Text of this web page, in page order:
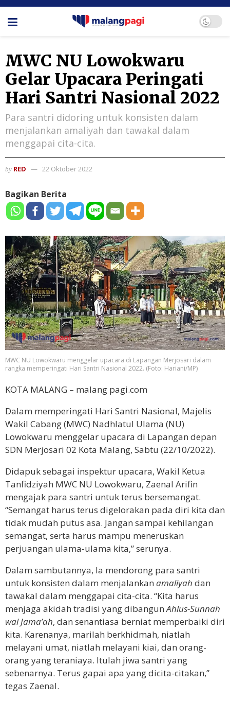
MWC NU Lowokwaru
Gelar Upacara Peringati
Hari Santri Nasional 2022
Para santri didoring untuk konsisten dalam
menjalankan amaliyah dan tawakal dalam
menggapai cita-cita.
by RED 22 Oktober 2022
Bagikan Berita
MWC NU Lowokwaru menggelar upacara di Lapangan Merjosari dalam
rangka memperingati Hari Santri Nasional 2022. (Foto: Hariani/MP)
KOTA MALANG – malang pagi.com
Dalam memperingati Hari Santri Nasional, Majelis
Wakil Cabang (MWC) Nadhlatul Ulama (NU)
Lowokwaru menggelar upacara di Lapangan depan
SDN Merjosari 02 Kota Malang, Sabtu (22/10/2022).
Didapuk sebagai inspektur upacara, Wakil Ketua
Tanfidziyah MWC NU Lowokwaru, Zaenal Arifin
mengajak para santri untuk terus bersemangat.
“Semangat harus terus digelorakan pada diri kita dan
tidak mudah putus asa. Jangan sampai kehilangan
semangat, serta harus mampu meneruskan
perjuangan ulama-ulama kita,” serunya.
Dalam sambutannya, Ia mendorong para santri
untuk konsisten dalam menjalankan amaliyah dan
tawakal dalam menggapai cita-cita. “Kita harus
menjaga akidah tradisi yang dibangunAhlus-Sunnah
wal Jama’ah, dan senantiasa berniat memperbaiki diri
kita. Karenanya, marilah berkhidmah, niatlah
melayani umat, niatlah melayani kiai, dan orang-
orang yang teraniaya. Itulah jiwa santri yang
sebenarnya. Terus gapai apa yang dicita-citakan,”
tegas Zaenal.